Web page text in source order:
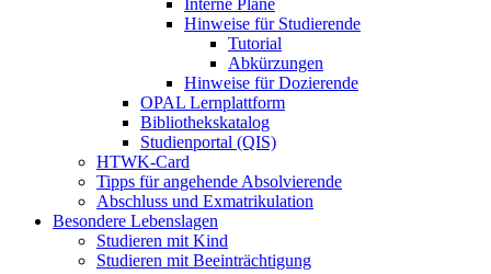
Hinweise für Studierende
Tutorial
Abkürzungen
Hinweise für Dozierende
OPAL Lernplattform
Bibliothekskatalog
Studienportal (QIS)
HTWK-Card
Tipps für angehende Absolvierende
Abschluss und Exmatrikulation
Besondere Lebenslagen
Studieren mit Kind
Studieren mit Beeinträchtigung